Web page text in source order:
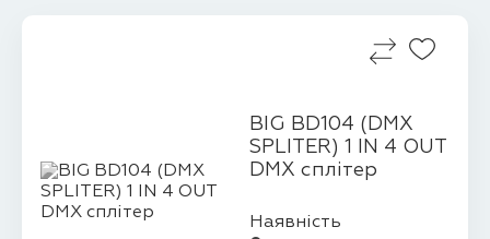
BIG BD104 (DMX
SPLITER) 1 IN 4 OUT
DMX сплітер
Наявність